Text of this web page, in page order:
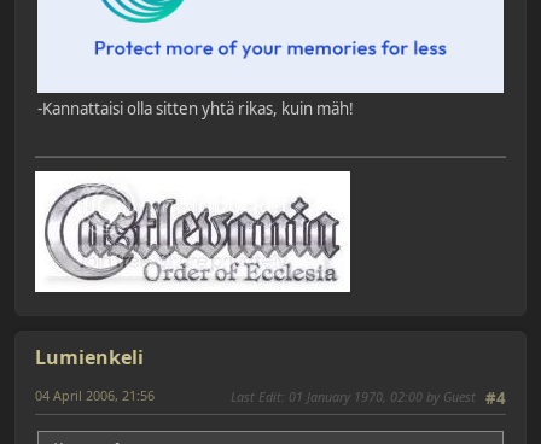
-Kannattaisi olla sitten yhtä rikas, kuin mäh!
Lumienkeli
#4
04 April 2006, 21:56 Last Edit: 01 January 1970, 02:00 by Guest